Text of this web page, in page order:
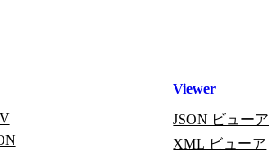
Viewer
JSON ビューア
XML ビューア